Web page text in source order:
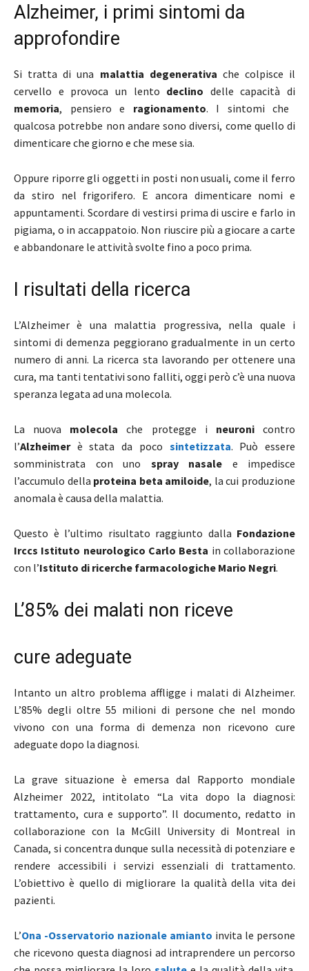
Alzheimer, i primi sintomi da
approfondire
Si tratta di una malattia degenerativa che colpisce il
cervello e provoca un lento declino delle capacità di
memoria, pensiero e ragionamento. I sintomi che
qualcosa potrebbe non andare sono diversi, come quello di
dimenticare che giorno e che mese sia.
Oppure riporre gli oggetti in posti non usuali, come il ferro
da stiro nel frigorifero. E ancora dimenticare nomi e
appuntamenti. Scordare di vestirsi prima di uscire e farlo in
pigiama, o in accappatoio. Non riuscire più a giocare a carte
e abbandonare le attività svolte fino a poco prima.
I risultati della ricerca
L’Alzheimer è una malattia progressiva, nella quale i
sintomi di demenza peggiorano gradualmente in un certo
numero di anni. La ricerca sta lavorando per ottenere una
cura, ma tanti tentativi sono falliti, oggi però c’è una nuova
speranza legata ad una molecola.
La nuova molecola che protegge i neuronicontro
l’Alzheimerè stata da poco sintetizzata. Può essere
somministrata con uno spray nasale e impedisce
l’accumulo della proteina beta amiloide, la cui produzione
anomala è causa della malattia.
Questo è l’ultimo risultato raggiunto dalla Fondazione
Irccs Istituto neurologico Carlo Besta in collaborazione
con l’Istituto di ricerche farmacologiche Mario Negri.
L’85% dei malati non riceve
cure adeguate
Intanto un altro problema affligge i malati di Alzheimer.
L’85% degli oltre 55 milioni di persone che nel mondo
vivono con una forma di demenza non ricevono cure
adeguate dopo la diagnosi.
La grave situazione è emersa dal Rapporto mondiale
Alzheimer 2022, intitolato “La vita dopo la diagnosi:
trattamento, cura e supporto”. Il documento, redatto in
collaborazione con la McGill University di Montreal in
Canada, si concentra dunque sulla necessità di potenziare e
rendere accessibili i servizi essenziali di trattamento.
L’obiettivo è quello di migliorare la qualità della vita dei
pazienti.
L’Ona -Osservatorio nazionale amianto invita le persone
che ricevono questa diagnosi ad intraprendere un percorso